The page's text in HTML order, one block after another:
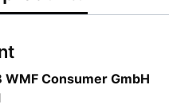
WMF Consumer GmbH